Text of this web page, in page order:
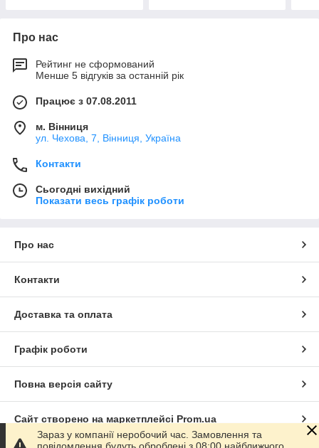
Про нас
Рейтинг не сформований
Менше 5 відгуків за останній рік
Працює з 07.08.2011
м. Вінниця
ул. Чехова, 7, Вінниця, Україна
Контакти
Сьогодні вихідний
Показати весь графік роботи
Про нас
Контакти
Доставка та оплата
Графік роботи
Повна версія сайту
Сайт створено на маркетплейсі Prom.ua
Зараз у компанії неробочий час. Замовлення та